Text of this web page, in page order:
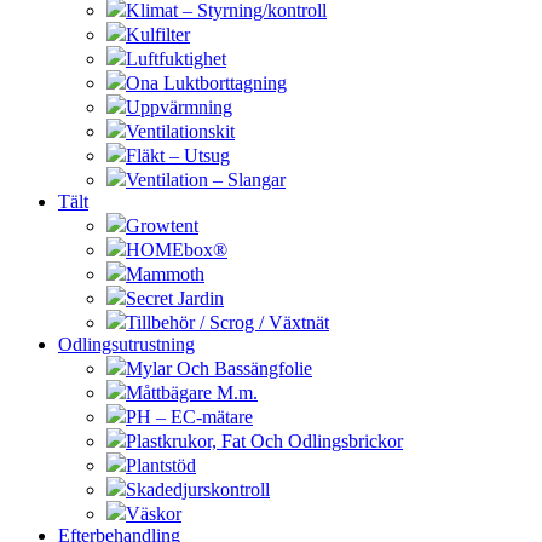
Klimat – Styrning/kontroll
Kulfilter
Luftfuktighet
Ona Luktborttagning
Uppvärmning
Ventilationskit
Fläkt – Utsug
Ventilation – Slangar
Tält
Growtent
HOMEbox®
Mammoth
Secret Jardin
Tillbehör / Scrog / Växtnät
Odlingsutrustning
Mylar Och Bassängfolie
Måttbägare M.m.
PH – EC-mätare
Plastkrukor, Fat Och Odlingsbrickor
Plantstöd
Skadedjurskontroll
Väskor
Efterbehandling